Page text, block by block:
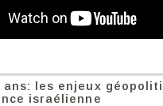
ans: les enjeux
israélienne